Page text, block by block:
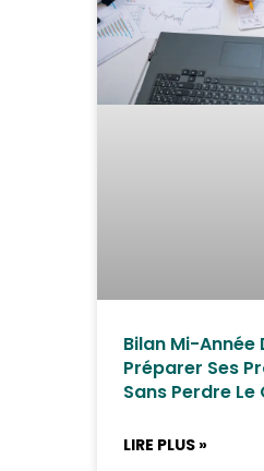
Bilan Mi-Année
Préparer Ses
Sans Perdre Le
LIRE PLUS »